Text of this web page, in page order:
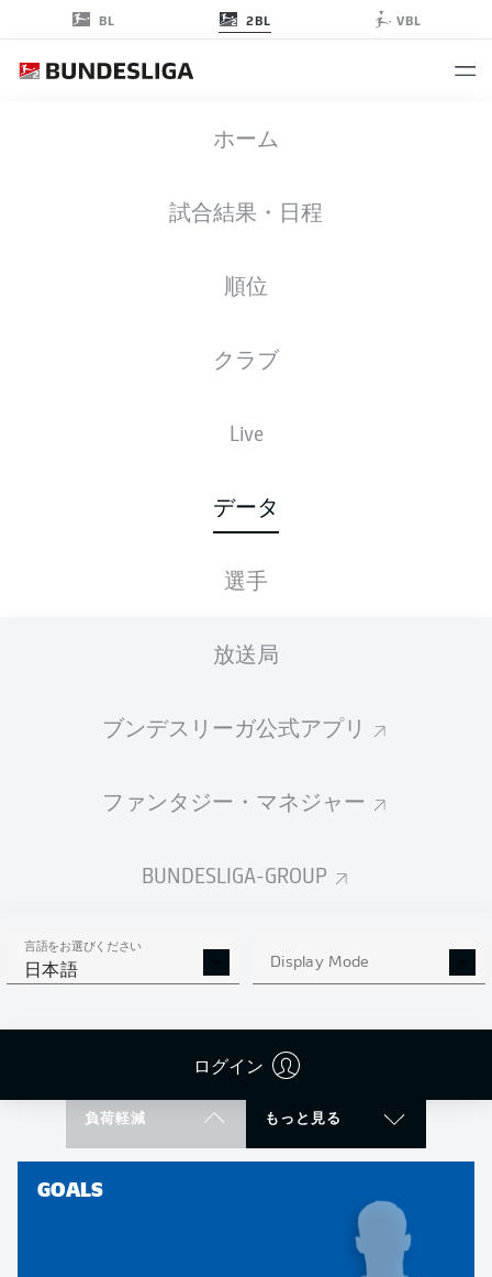
BL 2BL VBL
ホーム
試合結果・日程
順位
クラブ
Live
データ
選手
放送局
ブンデスリーガ公式アプリ
ファンタジー・マネジャー
BUNDESLIGA-GROUP
言語をお選びください
日本語 Display Mode
ログイン
2. BUNDESLIGA STATS 2024-2025
DAVIESELKE
CARLO
負荷軽減 もっと見る
GOALS